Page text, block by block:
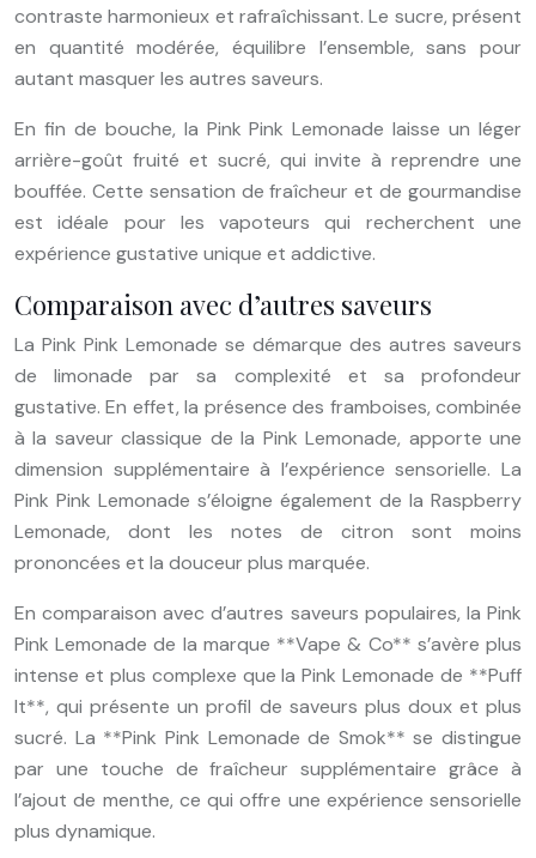
contraste harmonieux et rafraîchissant. Le sucre, présent
en quantité modérée, équilibre l’ensemble, sans pour
autant masquer les autres saveurs.
En fin de bouche, la Pink Pink Lemonade laisse un léger
arrière-goût fruité et sucré, qui invite à reprendre une
bouffée. Cette sensation de fraîcheur et de gourmandise
est idéale pour les vapoteurs qui recherchent une
expérience gustative unique et addictive.
Comparaison avec d’autres saveurs
La Pink Pink Lemonade se démarque des autres saveurs
de limonade par sa complexité et sa profondeur
gustative. En effet, la présence des framboises, combinée
à la saveur classique de la Pink Lemonade, apporte une
dimension supplémentaire à l’expérience sensorielle. La
Pink Pink Lemonade s’éloigne également de la Raspberry
Lemonade, dont les notes de citron sont moins
prononcées et la douceur plus marquée.
En comparaison avec d’autres saveurs populaires, la Pink
Pink Lemonade de la marque **Vape & Co** s’avère plus
intense et plus complexe que la Pink Lemonade de **Puff
It**, qui présente un profil de saveurs plus doux et plus
sucré. La **Pink Pink Lemonade de Smok** se distingue
par une touche de fraîcheur supplémentaire grâce à
l’ajout de menthe, ce qui offre une expérience sensorielle
plus dynamique.